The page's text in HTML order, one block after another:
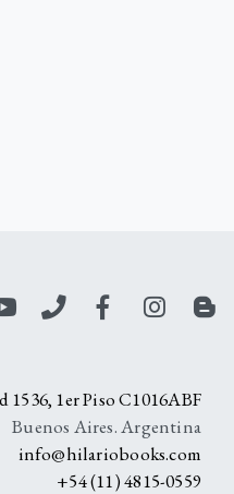
1536, 1er Piso C1016ABF
Buenos Aires. Argentina
info@hilariobooks.com
+54 (11) 4815-0559